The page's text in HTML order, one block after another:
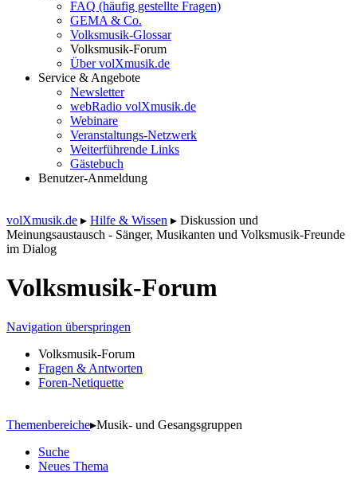
FAQ (häufig gestellte Fragen)
GEMA & Co.
Volksmusik-Glossar
Volksmusik-Forum
Über volXmusik.de
Service & Angebote
Newsletter
webRadio volXmusik.de
Webinare
Veranstaltungs-Netzwerk
Weiterführende Links
Gästebuch
Benutzer-Anmeldung
volXmusik.de ▸ Hilfe & Wissen ▸ Diskussion und
Meinungsaustausch - Sänger, Musikanten und Volksmusik-Freunde
im Dialog
Volksmusik-Forum
Navigation überspringen
Volksmusik-Forum
Fragen & Antworten
Foren-Netiquette
Themenbereiche▸Musik- und Gesangsgruppen
Suche
Neues Thema